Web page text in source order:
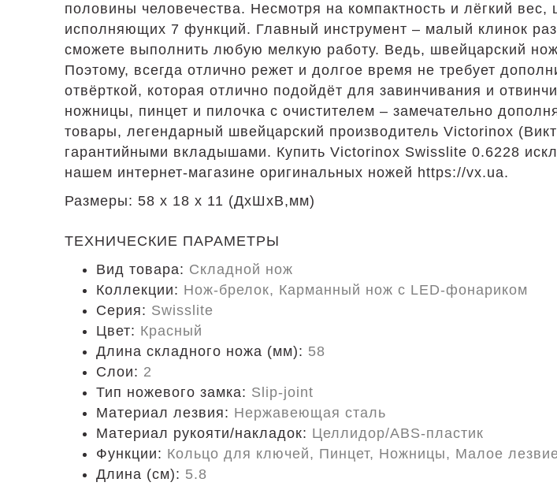
половины человечества. Несмотря на компактность и лёгкий
исполняющих 7 функций. Главный инструмент – малый клинок
сможете выполнить любую мелкую работу. Ведь, швейцарский
Поэтому, всегда отлично режет и долгое время не требует
отвёрткой, которая отлично подойдёт для завинчивания и
ножницы, пинцет и пилочка с очистителем – замечательно
товары, легендарный швейцарский производитель Victorinox
гарантийными вкладышами. Купить Victorinox Swisslite 0.6228
нашем интернет-магазине оригинальных ножей https://vx.ua.
Размеры: 58 x 18 x 11 (ДxШxВ,мм)
ТЕХНИЧЕСКИЕ ПАРАМЕТРЫ
Вид товара: Складной нож
Коллекции: Нож-брелок, Карманный нож с LED-фонариком
Серия: Swisslite
Цвет: Красный
Длина складного ножа (мм): 58
Слои: 2
Тип ножевого замка: Slip-joint
Материал лезвия: Нержавеющая сталь
Материал рукояти/накладок: Целлидор/ABS-пластик
Функции: Кольцо для ключей, Пинцет, Ножницы, Малое
Длина (cм): 5.8